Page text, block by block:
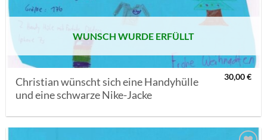
WUNSCH WURDE ERFÜLLT
Christian wünscht sich eine Handyhülle
und eine schwarze Nike-Jacke
30,00€